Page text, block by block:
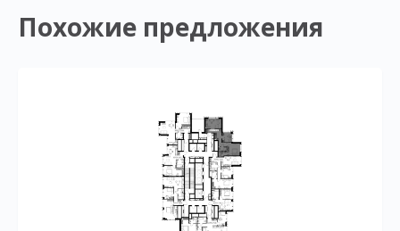
Похожие предложения